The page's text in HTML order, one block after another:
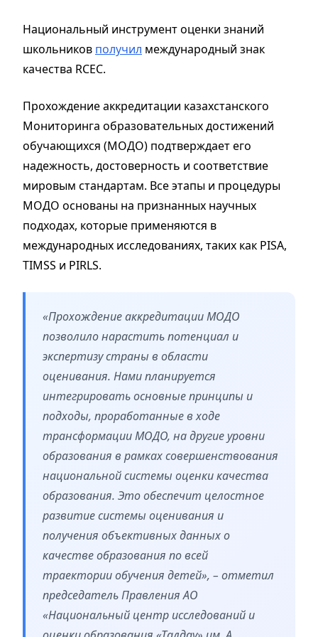
Национальный инструмент оценки знаний
школьников получил международный знак
качества RCEC.
Прохождение аккредитации казахстанского
Мониторинга образовательных достижений
обучающихся (МОДО) подтверждает его
надежность, достоверность и соответствие
мировым стандартам. Все этапы и процедуры
МОДО основаны на признанных научных
подходах, которые применяются в
международных исследованиях, таких как PISA,
TIMSS и PIRLS.
«Прохождение аккредитации МОДО
позволило нарастить потенциал и
экспертизу страны в области
оценивания. Нами планируется
интегрировать основные принципы и
подходы, проработанные в ходе
трансформации МОДО, на другие уровни
образования в рамках совершенствования
национальной системы оценки качества
образования. Это обеспечит целостное
развитие системы оценивания и
получения объективных данных о
качестве образования по всей
траектории обучения детей», – отметил
председатель Правления АО
«Национальный центр исследований и